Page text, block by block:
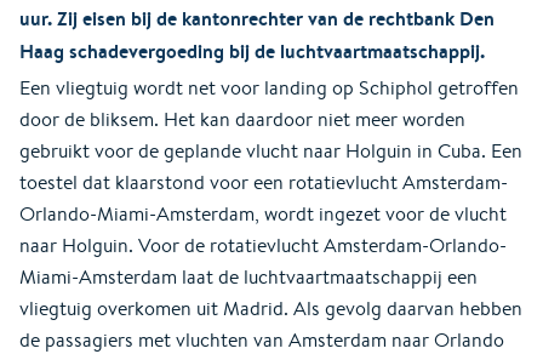
uur. Zij eisen bij de kantonrechter van de rechtbank Den
Haag schadevergoeding bij de luchtvaartmaatschappij.
Een vliegtuig wordt net voor landing op Schiphol getroffen
door de bliksem. Het kan daardoor niet meer worden
gebruikt voor de geplande vlucht naar Holguin in Cuba. Een
toestel dat klaarstond voor een rotatievlucht Amsterdam-
Orlando-Miami-Amsterdam, wordt ingezet voor de vlucht
naar Holguin. Voor de rotatievlucht Amsterdam-Orlando-
Miami-Amsterdam laat de luchtvaartmaatschappij een
vliegtuig overkomen uit Madrid. Als gevolg daarvan hebben
de passagiers met vluchten van Amsterdam naar Orlando